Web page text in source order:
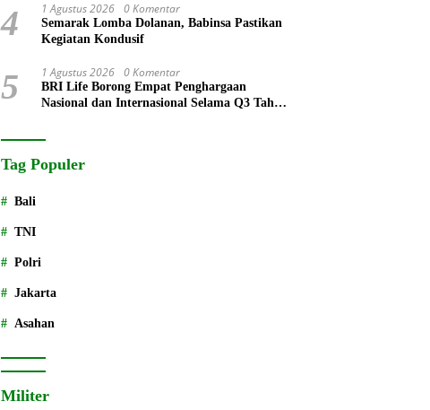
4 1 Agustus 2026 0 Komentar
Semarak Lomba Dolanan, Babinsa Pastikan
Kegiatan Kondusif
5 1 Agustus 2026 0 Komentar
BRI Life Borong Empat Penghargaan
Nasional dan Internasional Selama Q3 Tahun
Tag Populer
Bali
TNI
Polri
Jakarta
Asahan
Militer